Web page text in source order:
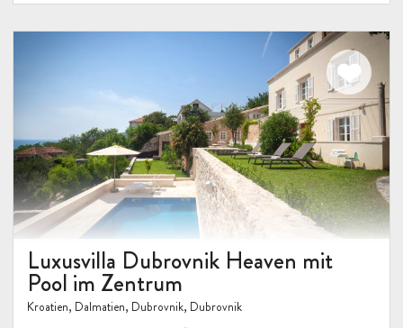
Luxusvilla Dubrovnik Heaven mit
Pool im Zentrum
Kroatien, Dalmatien, Dubrovnik, Dubrovnik